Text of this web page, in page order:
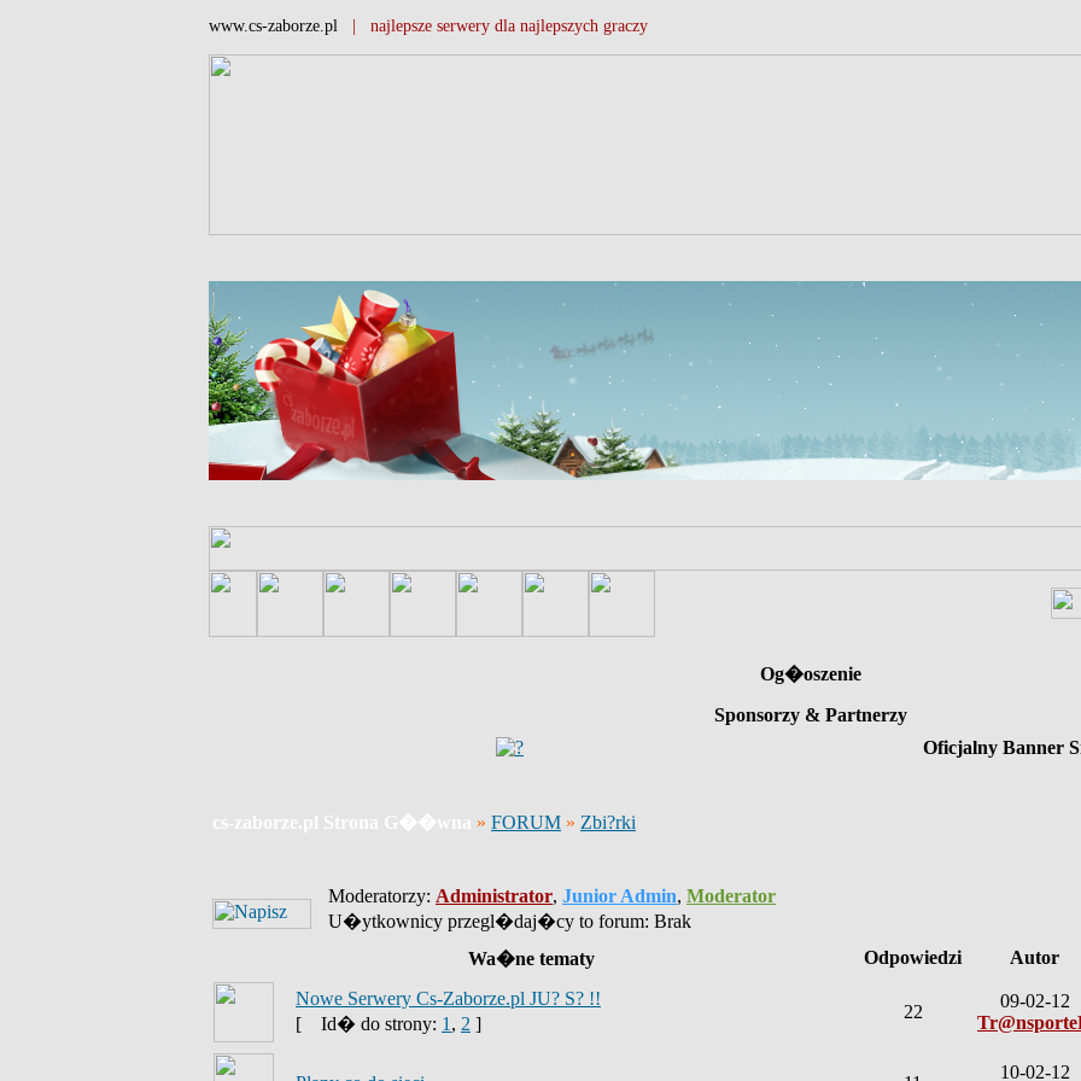
www.cs-zaborze.pl | najlepsze serwery dla najlepszych graczy
Og�oszenie
Sponsorzy & Partnerzy
Oficjalny Banner
cs-zaborze.pl Strona G��wna » FORUM » Zbi?rki
Moderatorzy: Administrator, Junior Admin, Moderator
U�ytkownicy przegl�daj�cy to forum: Brak
Wa�ne tematy
Odpowiedzi
Autor
Nowe Serwery Cs-Zaborze.pl JU? S? !!
[
Id� do strony: 1 , 2 ]
22
09-02-12
10-02-12